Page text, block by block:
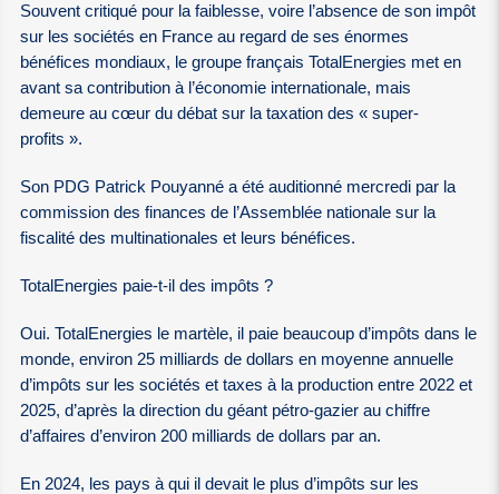
Souvent critiqué pour la faiblesse, voire l’absence de son impôt
sur les sociétés en France au regard de ses énormes
bénéfices mondiaux, le groupe français TotalEnergies met en
avant sa contribution à l’économie internationale, mais
demeure au cœur du débat sur la taxation des « super-
profits ».
Son PDG Patrick Pouyanné a été auditionné mercredi par la
commission des finances de l’Assemblée nationale sur la
fiscalité des multinationales et leurs bénéfices.
TotalEnergies paie-t-il des impôts ?
Oui. TotalEnergies le martèle, il paie beaucoup d’impôts dans le
monde, environ 25 milliards de dollars en moyenne annuelle
d’impôts sur les sociétés et taxes à la production entre 2022 et
2025, d’après la direction du géant pétro-gazier au chiffre
d’affaires d’environ 200 milliards de dollars par an.
En 2024, les pays à qui il devait le plus d’impôts sur les